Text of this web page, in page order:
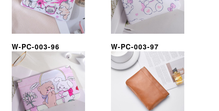
W-PC-003-96 W-PC-003-97